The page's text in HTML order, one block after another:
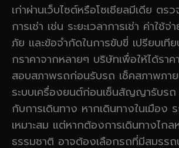
เก่าผ่านเว็บไซต์หรือโซเชียลมีเดีย ตร
การเช่า เช่น ระยะเวลาการเช่า ค่าใช้
ภัย และข้อจำกัดในการขับขี่ เปรียบเที
กราคาจากหลายๆ บริษัทเพื่อให้ได้รา
สอบสภาพรถก่อนรับรถ เช็คสภาพภา
ระบบเครื่องยนต์ก่อนเซ็นสัญญารับรถ
กับการเดินทาง หากเดินทางในเมือง
เหมาะสม แต่หากต้องการเดินทางไก
ธรรมชาติ อาจต้องเลือกรถที่มีสมรร